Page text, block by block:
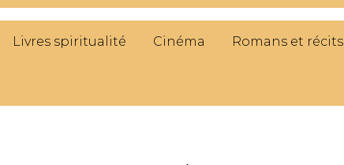
Livres spiritualité Cinéma Romans et récits